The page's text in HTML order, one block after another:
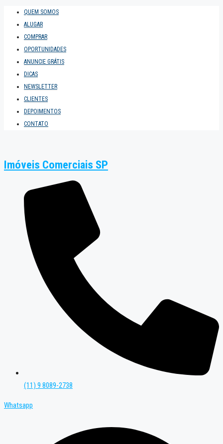
QUEM SOMOS
ALUGAR
COMPRAR
OPORTUNIDADES
ANUNCIE GRÁTIS
DICAS
NEWSLETTER
CLIENTES
DEPOIMENTOS
CONTATO
Imóveis Comerciais SP
(11) 9 8089-2738
Whatsapp